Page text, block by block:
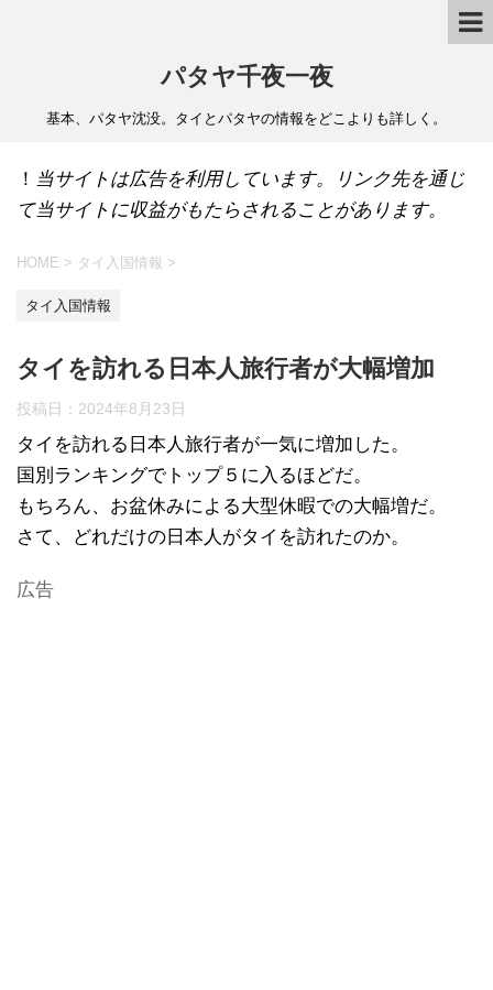
パタヤ千夜一夜
基本、パタヤ沈没。タイとパタヤの情報をどこよりも詳しく。
！ 当サイトは広告を利用しています。リンク先を通じ
て当サイトに収益がもたらされることがあります。
HOME > タイ入国情報 >
タイ入国情報
タイを訪れる日本人旅行者が大幅増加
投稿日： 2024年8月23日
タイを訪れる日本人旅行者が一気に増加した。
国別ランキングでトップ５に入るほどだ。
もちろん、お盆休みによる大型休暇での大幅増だ。
さて、どれだけの日本人がタイを訪れたのか。
広告